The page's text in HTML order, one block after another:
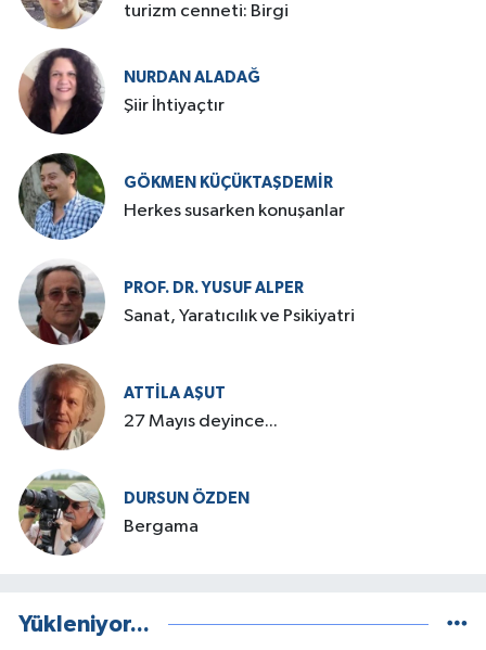
turizm cenneti: Birgi
NURDAN ALADAĞ
Şiir İhtiyaçtır
GÖKMEN KÜÇÜKTAŞDEMIR
Herkes susarken konuşanlar
PROF. DR. YUSUF ALPER
Sanat, Yaratıcılık ve Psikiyatri
ATTILA AŞUT
27 Mayıs deyince...
DURSUN ÖZDEN
Bergama
Yükleniyor...